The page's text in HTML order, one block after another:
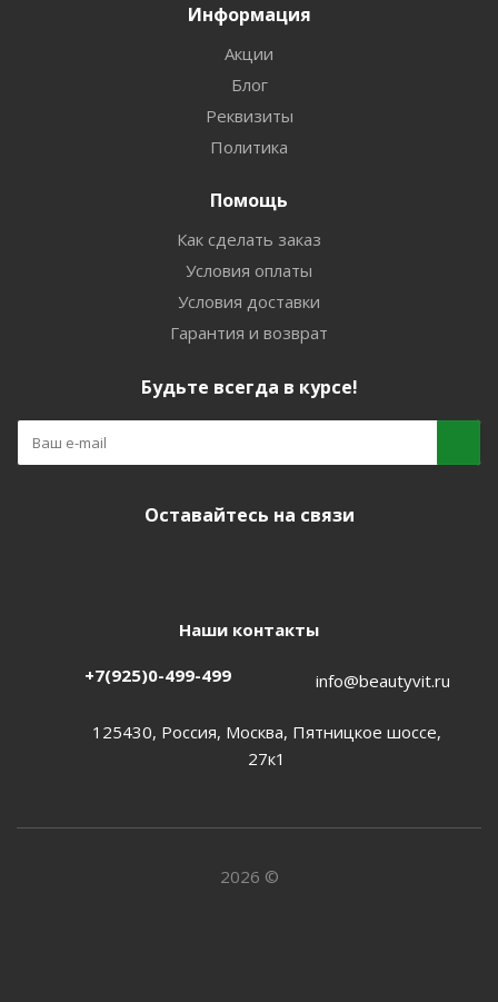
Информация
Акции
Блог
Реквизиты
Политика
Помощь
Как сделать заказ
Условия оплаты
Условия доставки
Гарантия и возврат
Будьте всегда в курсе!
Оставайтесь на связи
Наши контакты
+7(925)0-499-499 info@beautyvit.ru
125430, Россия, Москва, Пятницкое шоссе,
27к1
2026 ©